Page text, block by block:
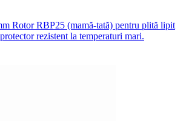
Rotor RBP25 (mamă-tată) pentru plită lipit
rezistent la temperaturi mari.